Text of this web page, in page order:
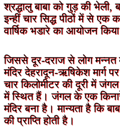
श्रद्धालु बाबा को गुड़ की
इन्हीं चार सिद्ध पीठों में से एक
वार्षिक भडारे का आयोजन
जिससे दूर-दराज से लोग
मंदिर देहरादून-ऋषिकेश मार्ग
चार किलोमीटर की दूरी में
में स्थित हैं। जंगल के एक
मंदिर बना है। मान्यता है कि
की प्राप्ति होती है।